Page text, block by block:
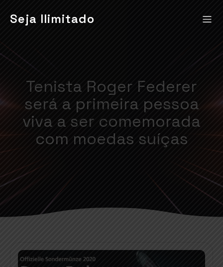
Seja Ilimitado
Tenista Roger Federer
será a primeira pessoa
viva a ser comemorada
com moedas suíças